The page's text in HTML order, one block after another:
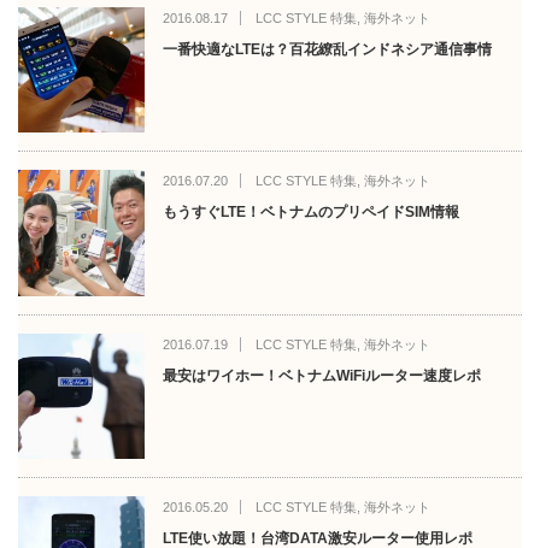
2016.08.17 LCC STYLE 特集, 海外ネット
一番快適なLTEは？百花繚乱インドネシア通信事情
2016.07.20 LCC STYLE 特集, 海外ネット
もうすぐLTE！ベトナムのプリペイドSIM情報
2016.07.19 LCC STYLE 特集, 海外ネット
最安はワイホー！ベトナムWiFiルーター速度レポ
2016.05.20 LCC STYLE 特集, 海外ネット
LTE使い放題！台湾DATA激安ルーター使用レポ